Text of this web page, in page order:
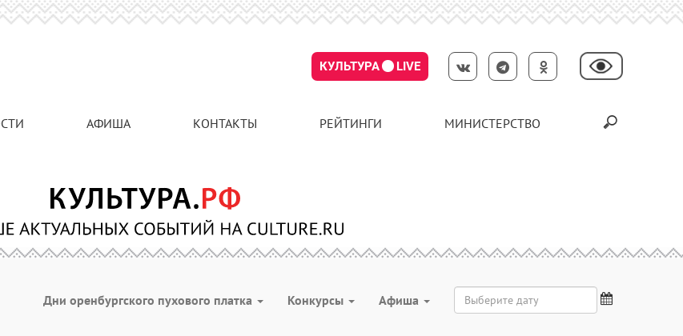
КУЛЬТУРА LIVE
АФИША КОНТАКТЫ РЕЙТИНГИ МИНИСТЕРСТВО
Дни оренбургского пухового платка Конкурсы Aфиша